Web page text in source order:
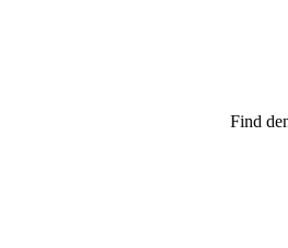
Find